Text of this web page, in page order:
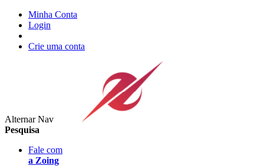
Minha Conta
Login
Crie uma conta
Alternar Nav
Pesquisa
Fale com
a Zoing